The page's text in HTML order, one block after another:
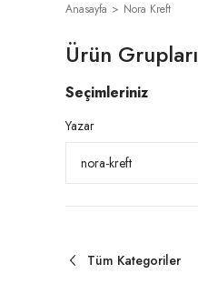
Anasayfa Nora Kreft
Ürün Grupları
Seçimleriniz
Yazar
nora-kreft
Tüm Kategoriler